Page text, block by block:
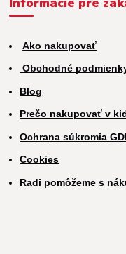
Ako nakupovať
Obchodné
Blog
Prečo nakupovať v
Ochrana súkromia
Cookies
Radi pomôžeme s